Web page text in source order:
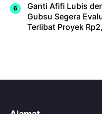
Ganti Afifi Lubis
Gubsu Segera
Terlibat Proyek